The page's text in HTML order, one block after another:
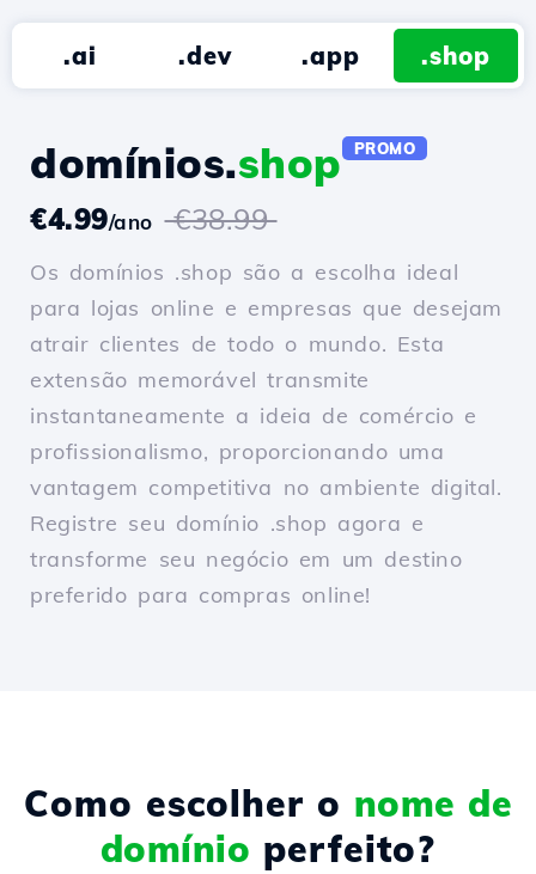
.ai .dev .app .shop
domínios.shop PROMO
€4.99/ano €38.99
Os domínios .shop são a escolha ideal
para lojas online e empresas que desejam
atrair clientes de todo o mundo. Esta
extensão memorável transmite
instantaneamente a ideia de comércio e
profissionalismo, proporcionando uma
vantagem competitiva no ambiente digital.
Registre seu domínio .shop agora e
transforme seu negócio em um destino
preferido para compras online!
Como escolher o nome de
domínio perfeito?